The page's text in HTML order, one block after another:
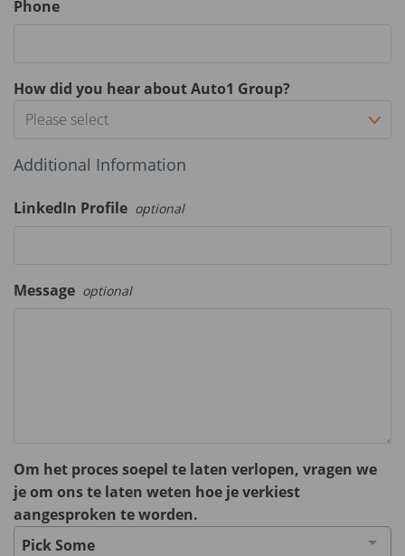
Phone
How did you hear about Auto1 Group?
Please select
Additional Information
LinkedIn Profile optional
Message optional
Om het proces soepel te laten verlopen, vragen we
je om ons te laten weten hoe je verkiest
aangesproken te worden.
Pick Some